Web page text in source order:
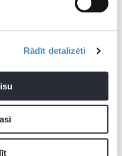
Rādīt detalizēti